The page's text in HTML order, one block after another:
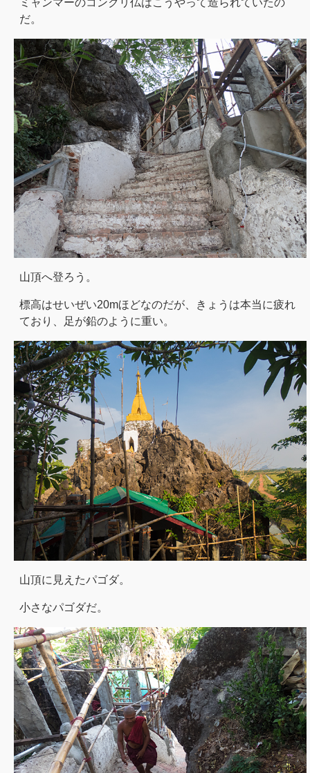
ミャンマーのコンクリ仏はこうやって造られていたの
だ。
山頂へ登ろう。
標高はせいぜい20mほどなのだが、きょうは本当に疲れ
ており、足が鉛のように重い。
山頂に見えたパゴダ。
小さなパゴダだ。